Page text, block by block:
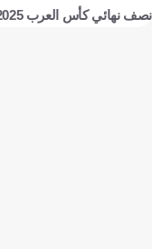
نصف نهائي كأس العرب 2025 والقنوات الناقلة والتشكيل المتوقع.